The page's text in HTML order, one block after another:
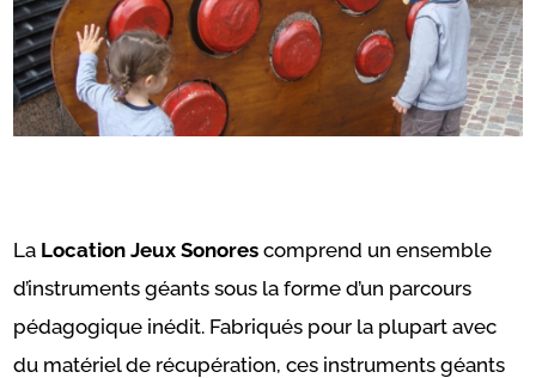
La Location Jeux Sonores comprend un ensemble
d’instruments géants sous la forme d’un parcours
pédagogique inédit. Fabriqués pour la plupart avec
du matériel de récupération, ces instruments géants